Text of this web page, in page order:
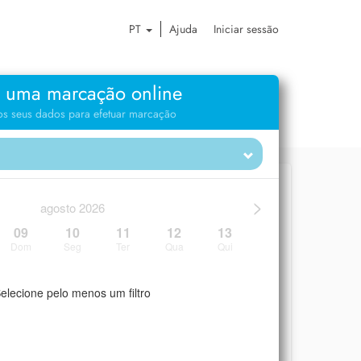
PT Ajuda Iniciar sessão
uma marcação online
seus dados para efetuar marcação
>
agosto 2026
09
Dom
10
Seg
11
Ter
12
Qua
13
Qui
pelo menos um filtro